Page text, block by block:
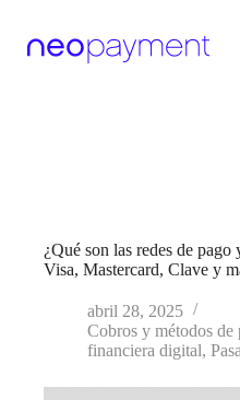
contenido
¿Qué son las redes de
Visa, Mastercard, Clave y
abril 28, 2025
Cobros y métodos de
financiera digital,